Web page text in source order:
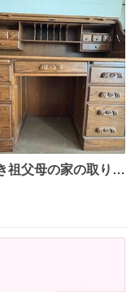
ない食器棚と机の
ても大切にしてお